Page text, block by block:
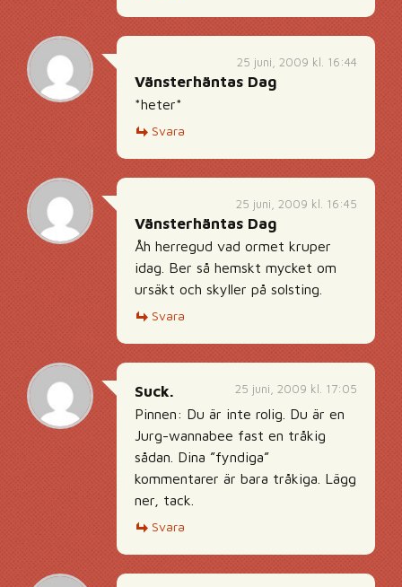
25 juni, 2009 kl. 16:44
Vänsterhäntas Dag
*heter*
Svara
25 juni, 2009 kl. 16:45
Vänsterhäntas Dag
Åh herregud vad ormet kruper
idag. Ber så hemskt mycket om
ursäkt och skyller på solsting.
Svara
25 juni, 2009 kl. 17:05
Suck.
Pinnen: Du är inte rolig. Du är en
Jurg-wannabee fast en tråkig
sådan. Dina ”fyndiga”
kommentarer är bara tråkiga. Lägg
ner, tack.
Svara